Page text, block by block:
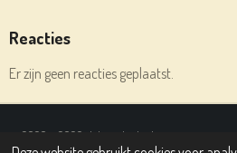
Reacties
Er zijn geen reacties geplaatst.
© 2020 - 2026 deleesplank.nl